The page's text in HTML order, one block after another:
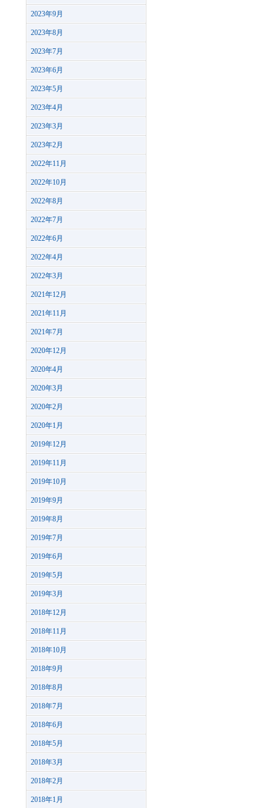
2023年9月
2023年8月
2023年7月
2023年6月
2023年5月
2023年4月
2023年3月
2023年2月
2022年11月
2022年10月
2022年8月
2022年7月
2022年6月
2022年4月
2022年3月
2021年12月
2021年11月
2021年7月
2020年12月
2020年4月
2020年3月
2020年2月
2020年1月
2019年12月
2019年11月
2019年10月
2019年9月
2019年8月
2019年7月
2019年6月
2019年5月
2019年3月
2018年12月
2018年11月
2018年10月
2018年9月
2018年8月
2018年7月
2018年6月
2018年5月
2018年3月
2018年2月
2018年1月